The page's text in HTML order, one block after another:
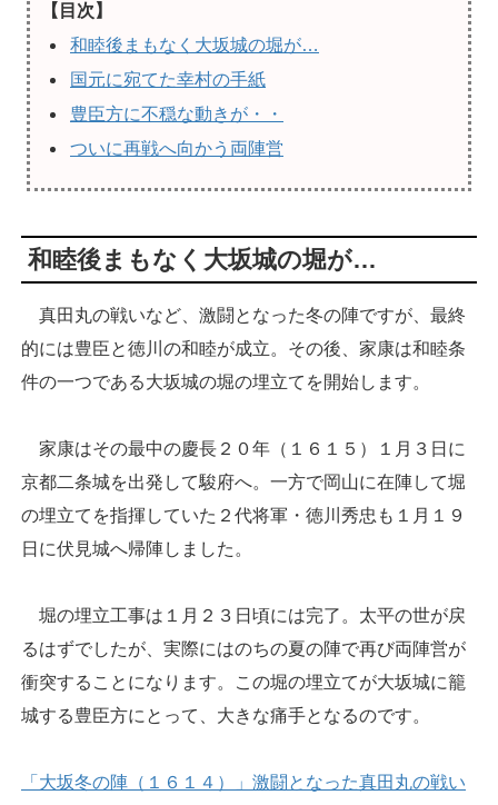
【目次】
和睦後まもなく大坂城の堀が…
国元に宛てた幸村の手紙
豊臣方に不穏な動きが・・
ついに再戦へ向かう両陣営
和睦後まもなく大坂城の堀が…
真田丸の戦いなど、激闘となった冬の陣ですが、最終
的には豊臣と徳川の和睦が成立。その後、家康は和睦条
件の一つである大坂城の堀の埋立てを開始します。
家康はその最中の慶長２０年（１６１５）１月３日に
京都二条城を出発して駿府へ。一方で岡山に在陣して堀
の埋立てを指揮していた２代将軍・徳川秀忠も１月１９
日に伏見城へ帰陣しました。
堀の埋立工事は１月２３日頃には完了。太平の世が戻
るはずでしたが、実際にはのちの夏の陣で再び両陣営が
衝突することになります。この堀の埋立てが大坂城に籠
城する豊臣方にとって、大きな痛手となるのです。
「大坂冬の陣（１６１４）」激闘となった真田丸の戦い